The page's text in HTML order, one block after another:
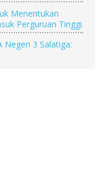
Menentukan
Perguruan Tinggi
Negeri 3 Salatiga: